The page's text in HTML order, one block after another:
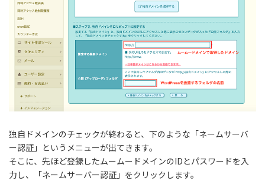
独自ドメインのチェックが終わると、下のような「ネームサーバ
ー認証」というメニューが出てきます。
そこに、先ほど登録したムームードメインのIDとパスワードを入
力し、「ネームサーバー認証」をクリックします。